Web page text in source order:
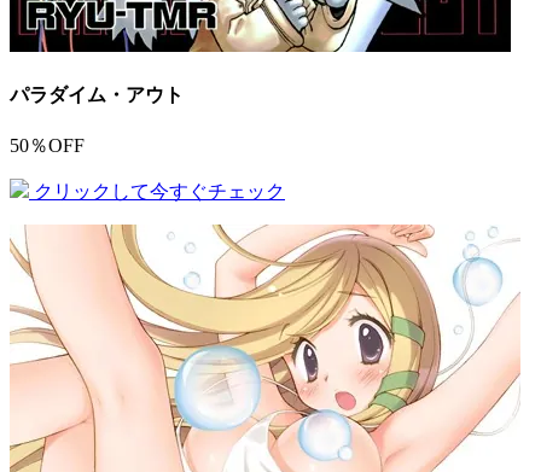
パラダイム・アウト
50％OFF
クリックして今すぐチェック